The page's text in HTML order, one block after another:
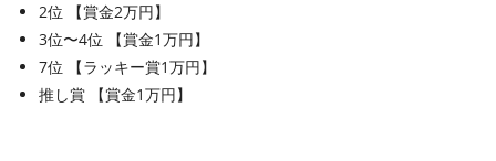
2位 【賞金2万円】
3位〜4位 【賞金1万円】
7位 【ラッキー賞1万円】
推し賞 【賞金1万円】